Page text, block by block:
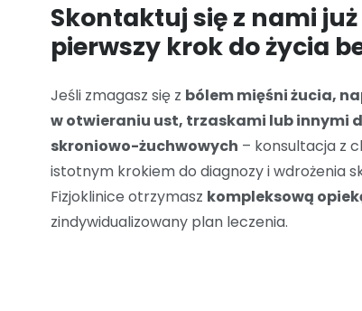
Skontaktuj się z nami
pierwszy krok do życia
Jeśli zmagasz się z bólem mięśni żucia,
w otwieraniu ust, trzaskami lub innymi
skroniowo-żuchwowych – konsultacja z
istotnym krokiem do diagnozy i wdrożenia
Fizjoklinice otrzymasz kompleksową
zindywidualizowany plan leczenia.